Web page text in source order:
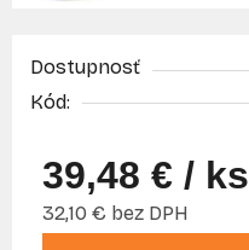
Dostupnosť
Kód:
39,48 € / ks
32,10 € bez DPH